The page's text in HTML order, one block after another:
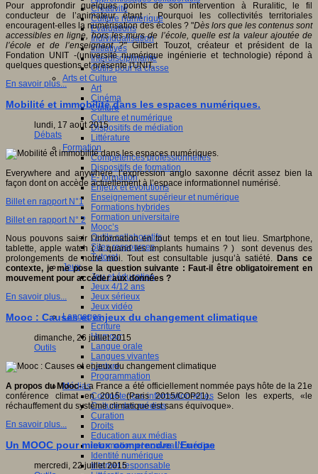
Créativité
Culture numérique
Evaluations
Individualisation
Initiatives
Interdisciplinarité
Outils pour la classe
Arts et Culture
Art
Cinéma
Culture
Culture et numérique
Dispositifs de médiation
Littérature
Formation
Compétences professionnelles
Dispositifs de formation
E- formation
Enjeux et évolutions
Enseignement supérieur et numérique
Formations hybrides
Formation universitaire
Mooc’s
Outils collaboratifs
Sites ressources
Tutorat
Jeux
Jeu et éducation
Jeux 4/12 ans
Jeux sérieux
Jeux vidéo
Langages
Ecriture
Humour
Langue orale
Langues vivantes
Lecture
Programmation
Médias
Compétences informationnelles
Culture des médias
Curation
Droits
Education aux médias
Information et nouveaux médias
Identité numérique
Internet responsable
Pour approfondir quelques points de son intervention à Ruralitic, le fil
conducteur de l’animateur étant : Pourquoi les collectivités territoriales
encouragent-elles la numérisation des écoles ? "Dès lors que les contenus sont
accessibles en ligne, hors les murs de l’école, quelle est la valeur ajoutée de
l’école et de l’enseignant ?"Gilbert Touzot, créateur et président de la
Fondation UNIT -(université numérique ingénierie et technologie) répond à
quelques questions et présente l'UNIT.
En savoir plus...
Mobilité et immobilité dans les espaces numériques.
lundi, 17 août 2015
Débats
Everywhere and anywhere, l’expression anglo saxonne décrit assez bien la
façon dont on accède actuellement à l’espace informationnel numérisé.
Billet en rapport N°1
Billet en rapport N° 2
Nous pouvons saisir l’information en tout temps et en tout lieu. Smartphone,
tablette, apple watch ( à quand les implants humains ? ) sont devenus des
prolongements de notre moi. Tout est consultable jusqu’à satiété. Dans ce
contexte, je me pose la question suivante : Faut-il être obligatoirement en
mouvement pour accéder aux données ?
En savoir plus...
Mooc : Causes et enjeux du changement climatique
dimanche, 26 juillet 2015
Outils
A propos du Mooc-La France a été officiellement nommée pays hôte de la 21e
conférence climat en 2015 (Paris 2015/COP21). Selon les experts, «le
réchauffement du système climatique est sans équivoque».
En savoir plus...
Un MOOC pour mieux comprendre l’Europe
mercredi, 22 juillet 2015